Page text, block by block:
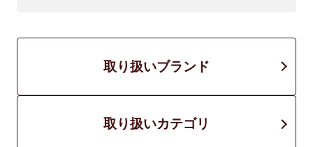
取り扱いブランド
取り扱いカテゴリ